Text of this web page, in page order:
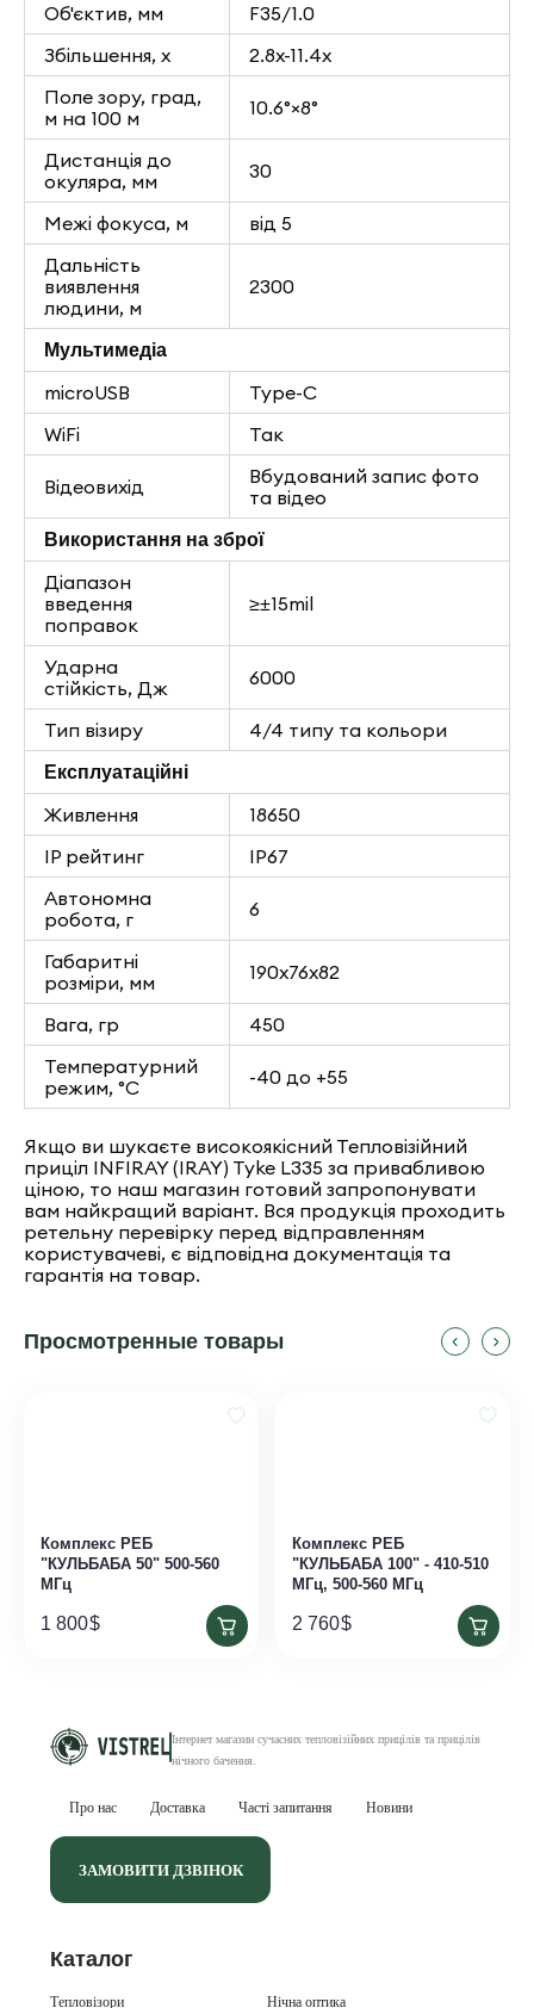
Об'єктив, мм
F35/1.0
Збільшення, х
2.8x-11.4x
Поле зору, град,
м на 100 м
10.6°×8°
Дистанція до
окуляра, мм
30
Межі фокуса, м
від 5
Дальність
виявлення
людини, м
2300
Мультимедіа
microUSB
Type-C
WiFi
Так
Відеовихід
Вбудований запис фото
та відео
Використання на зброї
Діапазон
введення
поправок
≥±15mil
Ударна
стійкість, Дж
6000
Тип візиру 4/4 типу та кольори
Експлуатаційні
Живлення
18650
IP рейтинг
IP67
Автономна
робота, г
6
Габаритні
розміри, мм
190x76x82
Вага, гр
450
Температурний
режим, °C
-40 до +55
Якщо ви шукаєте високоякісний Тепловізійний
приціл INFIRAY (IRAY) Tyke L335 за привабливою
ціною, то наш магазин готовий запропонувати
вам найкращий варіант. Вся продукція проходить
ретельну перевірку перед відправленням
користувачеві, є відповідна документація та
гарантія на товар.
Просмотренные товары
Комплекс РЕБ
"КУЛЬБАБА 50" 500-560
МГц
1 800$
Комплекс РЕБ
"КУЛЬБАБА 100" - 410-510
МГц, 500-560 МГц
2 760$
Інтернет магазин сучасних тепловізійнихприцілів та прицілів
нічного бачення
Про нас Доставка Часті запитання Новини
ЗАМОВИТИ ДЗВІНОК
Каталог
Тепловізори Нічна оптика